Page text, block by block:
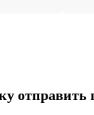
отправить